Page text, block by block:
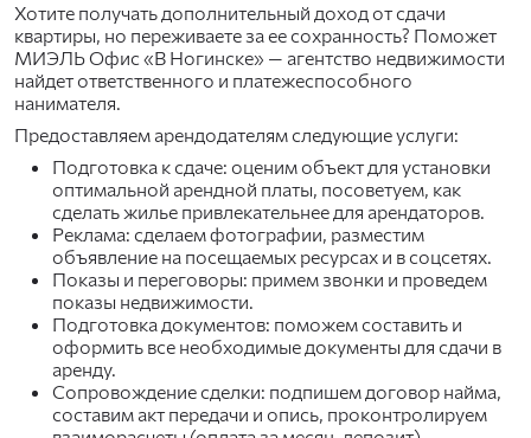
Хотите получать дополнительный доход от сдачи
квартиры, но переживаете за ее сохранность? Поможет
МИЭЛЬ Офис «В Ногинске» — агентство недвижимости
найдет ответственного и платежеспособного
нанимателя.
Предоставляем арендодателям следующие услуги:
Подготовка к сдаче: оценим объект для установки
оптимальной арендной платы, посоветуем, как
сделать жилье привлекательнее для арендаторов.
Реклама: сделаем фотографии, разместим
объявление на посещаемых ресурсах и в соцсетях.
Показы и переговоры: примем звонки и проведем
показы недвижимости.
Подготовка документов: поможем составить и
оформить все необходимые документы для сдачи в
аренду.
Сопровождение сделки: подпишем договор найма,
составим акт передачи и опись, проконтролируем